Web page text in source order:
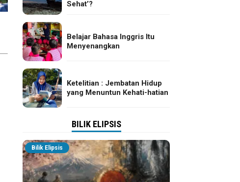
Sehat’?
Belajar Bahasa Inggris Itu
Menyenangkan
Ketelitian : Jembatan Hidup
yang Menuntun Kehati-hatian
BILIK ELIPSIS
Bilik Elipsis